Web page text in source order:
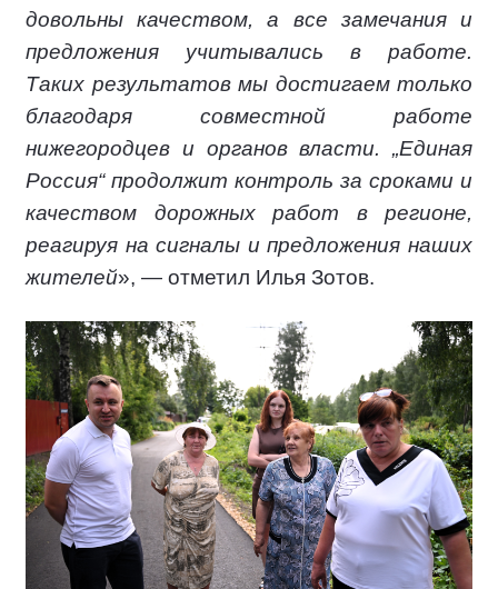
довольны качеством, а все замечания и
предложения учитывались в работе.
Таких результатов мы достигаем только
благодаря совместной работе
нижегородцев и органов власти. „Единая
Россия“ продолжит контроль за сроками и
качеством дорожных работ в регионе,
реагируя на сигналы и предложения наших
жителей», — отметил Илья Зотов.